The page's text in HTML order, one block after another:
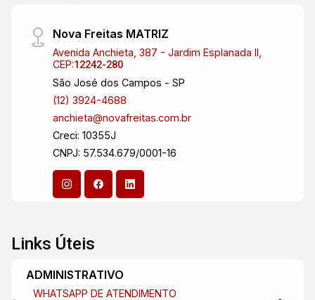
Nova Freitas MATRIZ
Avenida Anchieta, 387 - Jardim Esplanada II,
CEP:12242-280
São José dos Campos - SP
(12) 3924-4688
anchieta@novafreitas.com.br
Creci: 10355J
CNPJ: 57.534.679/0001-16
Links Úteis
ADMINISTRATIVO
WHATSAPP DE ATENDIMENTO